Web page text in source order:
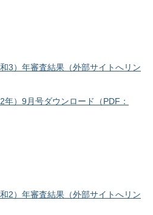
3）年審査結果（外部サイトへリン
年）9月号ダウンロード（PDF：
2）年審査結果（外部サイトへリン